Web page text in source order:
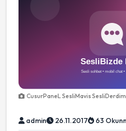
CusurPaneL SesliMavis
admin 26.11.2017 63